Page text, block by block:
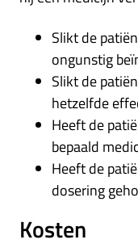
Slikt de
ongunstig
Slikt de
hetzelfde
Heeft de
bepaald
Heeft de
dosering
Kosten